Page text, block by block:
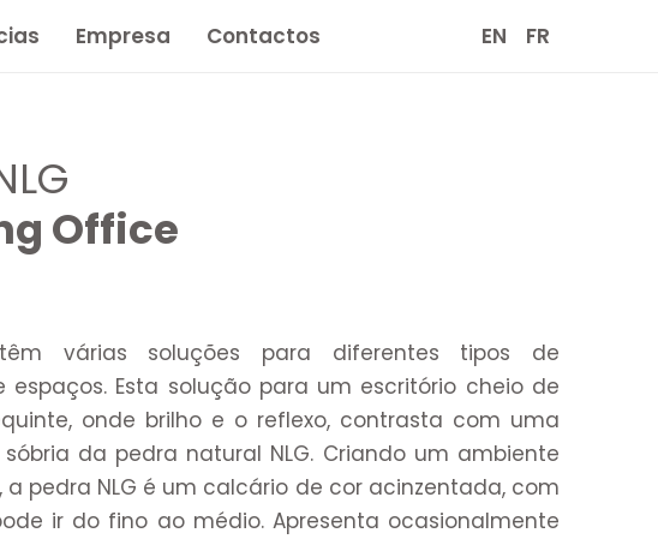
Empresa Contactos EN FR
Office
várias soluções para diferentes tipos de
espaços. Esta solução para um escritório cheio de
onde brilho e o reflexo, contrasta com uma
da pedra natural NLG. Criando um ambiente
a pedra NLG é um calcário de cor acinzentada, com
ir do fino ao médio. Apresenta ocasionalmente